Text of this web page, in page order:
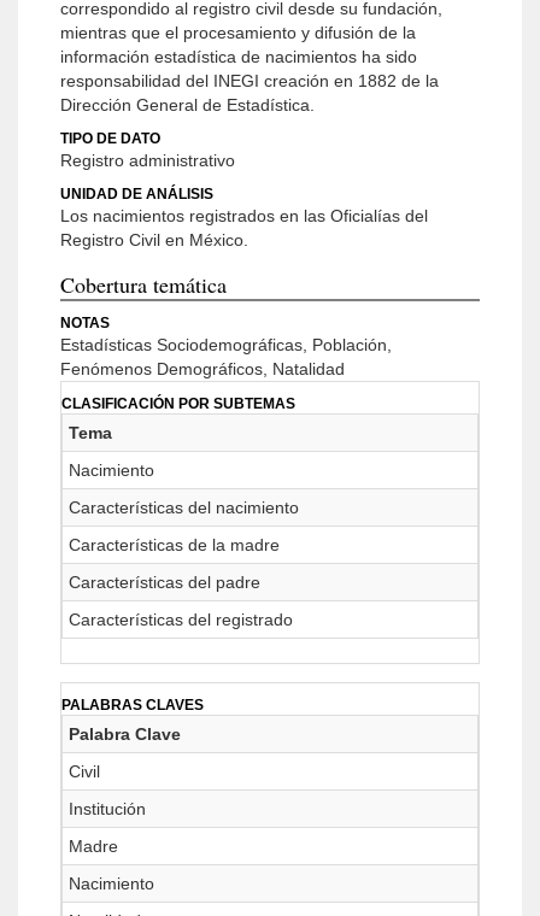
correspondido al registro civil desde su fundación,
mientras que el procesamiento y difusión de la
información estadística de nacimientos ha sido
responsabilidad del INEGI creación en 1882 de la
Dirección General de Estadística.
TIPO DE DATO
Registro administrativo
UNIDAD DE ANÁLISIS
Los nacimientos registrados en las Oficialías del
Registro Civil en México.
Cobertura temática
NOTAS
Estadísticas Sociodemográficas, Población,
Fenómenos Demográficos, Natalidad
CLASIFICACIÓN POR SUBTEMAS
Tema
Nacimiento
Características del nacimiento
Características de la madre
Características del padre
Características del registrado
PALABRAS CLAVES
Palabra Clave
Civil
Institución
Madre
Nacimiento